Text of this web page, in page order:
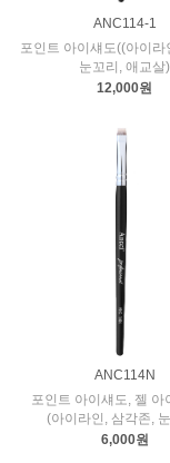
ANC114-1
포인트 아이섀도((아이라
눈꼬리, 애교살)
12,000원
ANC114N
포인트 아이섀도, 젤 아
(아이라인, 삼각존,
6,000원